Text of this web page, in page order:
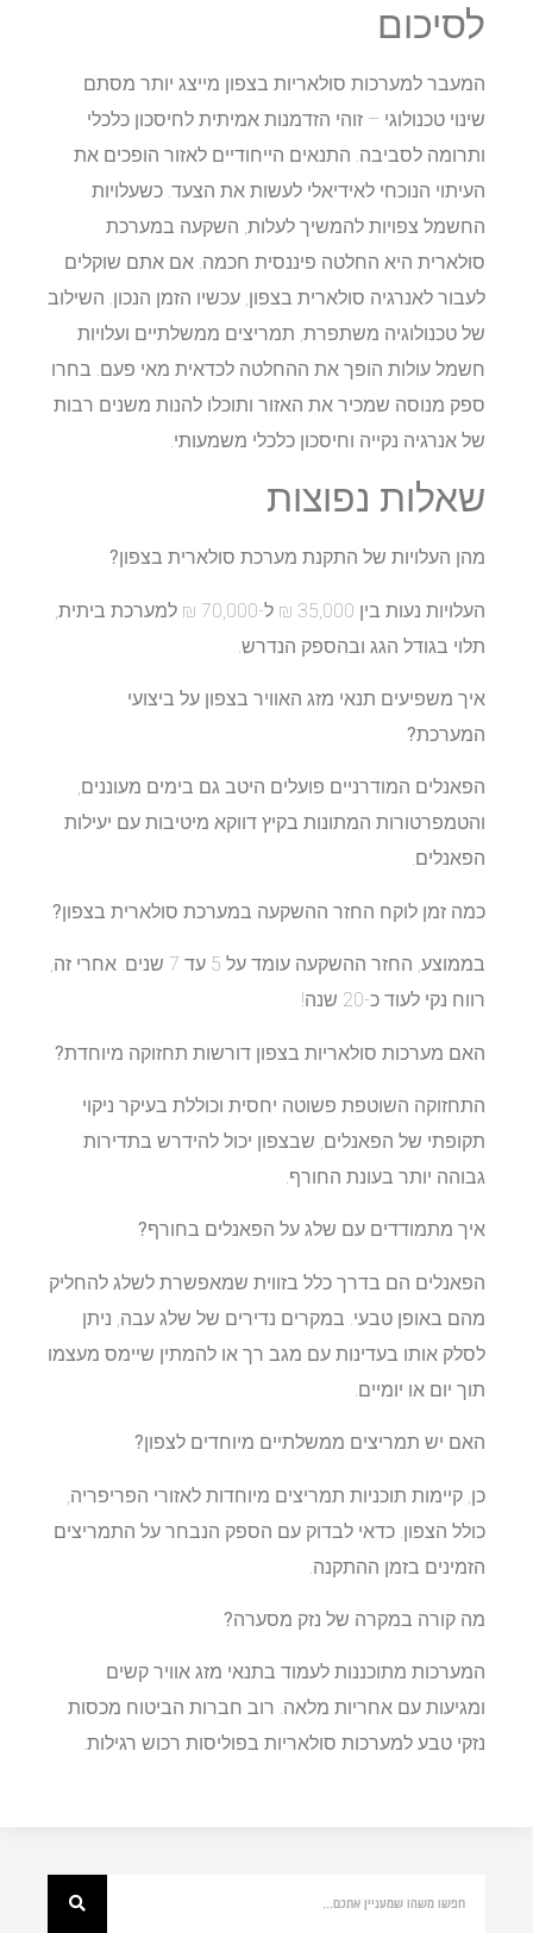
לסיכום
המעבר למערכות סולאריות בצפון מייצג יותר מסתם
שינוי טכנולוגי – זוהי הזדמנות אמיתית לחיסכון כלכלי
ותרומה לסביבה. התנאים הייחודיים לאזור הופכים את
העיתוי הנוכחי לאידיאלי לעשות את הצעד. כשעלויות
החשמל צפויות להמשיך לעלות, השקעה במערכת
סולארית היא החלטה פיננסית חכמה. אם אתם שוקלים
לעבור לאנרגיה סולארית בצפון, עכשיו הזמן הנכון. השילוב
של טכנולוגיה משתפרת, תמריצים ממשלתיים ועלויות
חשמל עולות הופך את ההחלטה לכדאית מאי פעם. בחרו
ספק מנוסה שמכיר את האזור ותוכלו להנות משנים רבות
של אנרגיה נקייה וחיסכון כלכלי משמעותי.
שאלות נפוצות
מהן העלויות של התקנת מערכת סולארית בצפון?
העלויות נעות בין 35,000 ₪ ל-70,000 ₪ למערכת ביתית,
תלוי בגודל הגג ובהספק הנדרש.
איך משפיעים תנאי מזג האוויר בצפון על ביצועי
המערכת?
הפאנלים המודרניים פועלים היטב גם בימים מעוננים,
והטמפרטורות המתונות בקיץ דווקא מיטיבות עם יעילות
הפאנלים.
כמה זמן לוקח החזר ההשקעה במערכת סולארית בצפון?
בממוצע, החזר ההשקעה עומד על 5 עד 7 שנים. אחרי זה,
רווח נקי לעוד כ-20 שנה!
האם מערכות סולאריות בצפון דורשות תחזוקה מיוחדת?
התחזוקה השוטפת פשוטה יחסית וכוללת בעיקר ניקוי
תקופתי של הפאנלים, שבצפון יכול להידרש בתדירות
גבוהה יותר בעונת החורף.
איך מתמודדים עם שלג על הפאנלים בחורף?
הפאנלים הם בדרך כלל בזווית שמאפשרת לשלג להחליק
מהם באופן טבעי. במקרים נדירים של שלג עבה, ניתן
לסלק אותו בעדינות עם מגב רך או להמתין שיימס מעצמו
תוך יום או יומיים.
האם יש תמריצים ממשלתיים מיוחדים לצפון?
כן, קיימות תוכניות תמריצים מיוחדות לאזורי הפריפריה,
כולל הצפון. כדאי לבדוק עם הספק הנבחר על התמריצים
הזמינים בזמן ההתקנה.
מה קורה במקרה של נזק מסערה?
המערכות מתוכננות לעמוד בתנאי מזג אוויר קשים
ומגיעות עם אחריות מלאה. רוב חברות הביטוח מכסות
נזקי טבע למערכות סולאריות בפוליסות רכוש רגילות.